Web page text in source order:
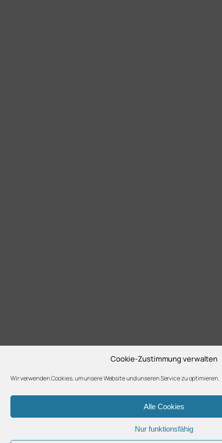
Cookie-Zustimmung verwalten
Wir verwenden Cookies, um unsere Website und unseren Service zu optimieren.
Alle Cookies
Nur funktionsfähig